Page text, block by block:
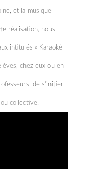
et la musique
réalisation, nous
intitulés « Karaoké
chez eux ou en
de s’initier
collective.